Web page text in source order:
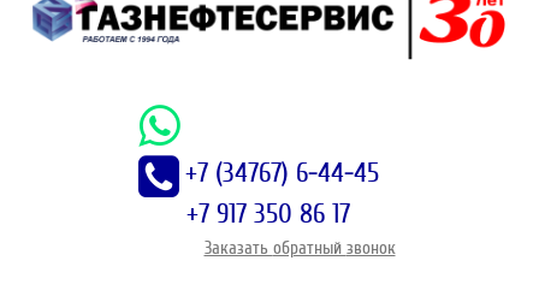
+7 (34767) 6-44-45
+7 917 350 86 17
Заказать обратный звонок